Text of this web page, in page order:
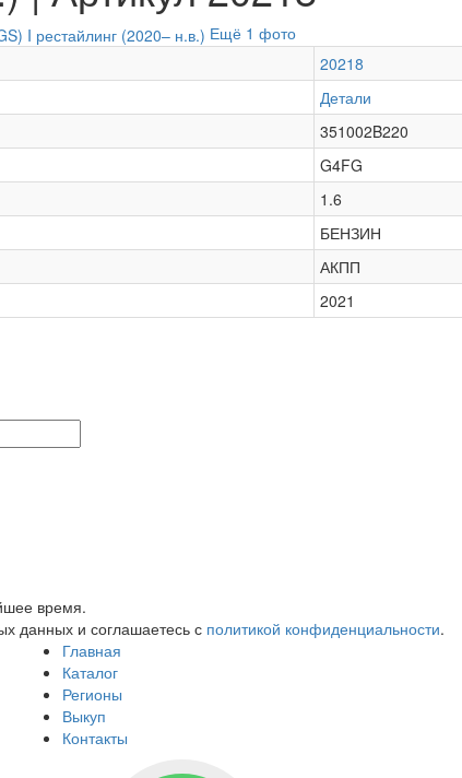
Ещё 1 фото
20218
Детали
351002B220
G4FG
1.6
БЕНЗИН
АКПП
2021
время.
данных и соглашаетесь с политикой конфиденциальности.
Главная
Каталог
Регионы
Выкуп
Контакты